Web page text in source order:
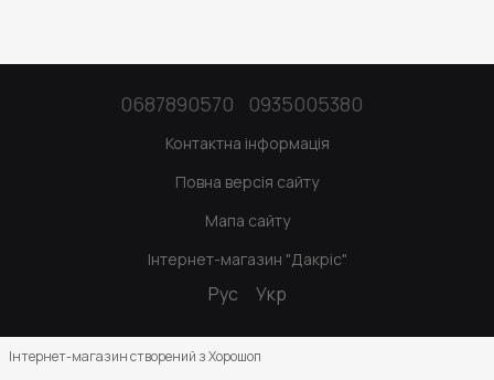
0687890570 0935005380
Контактна інформація
Повна версія сайту
Мапа сайту
Інтернет-магазин "Дакріс"
Рус Укр
Інтернет-магазин створений з Хорошоп